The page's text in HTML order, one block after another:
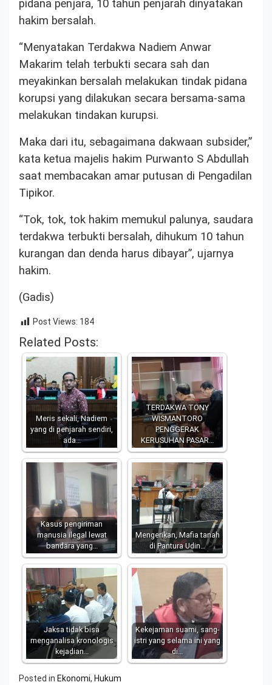
pidana penjara, 10 tahun penjarah dinyatakan
hakim bersalah.
“Menyatakan Terdakwa Nadiem Anwar
Makarim telah terbukti secara sah dan
meyakinkan bersalah melakukan tindak pidana
korupsi yang dilakukan secara bersama-sama
melakukan tindakan kurupsi.
Maka dari itu, sebagaimana dakwaan subsider,”
kata ketua majelis hakim Purwanto S Abdullah
saat membacakan amar putusan di Pengadilan
Tipikor.
“Tok, tok, tok hakim memukul palunya, saudara
terdakwa terbukti bersalah, dihukum 10 tahun
kurangan dan denda harus dibayar”, ujarnya
hakim.
(Gadis)
Post Views: 184
Related Posts:
Meris sekali, Nadiem
yang di penjarah sendiri,
ada…
TERDAKWA TONY
WISMANTORO
PENGGERAK
KERUSUHAN PASAR…
Kasus pengiriman
manusia ilegal lewat
bandara yang…
Mengerikan, Mafia tanah
di Pantura Udin…
Jaksa tidak bisa
menganalisa kronologis
kejadian…
Kekejaman suami, sang-
istri yang selama ini yang
di…
Posted in Ekonomi, Hukum